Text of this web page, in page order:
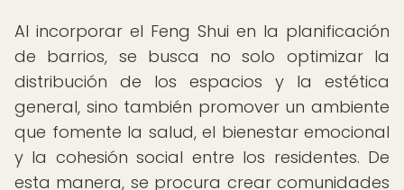
Al incorporar el Feng Shui en la planificación
de barrios, se busca no solo optimizar la
distribución de los espacios y la estética
general, sino también promover un ambiente
que fomente la salud, el bienestar emocional
y la cohesión social entre los residentes. De
esta manera, se procura crear comunidades